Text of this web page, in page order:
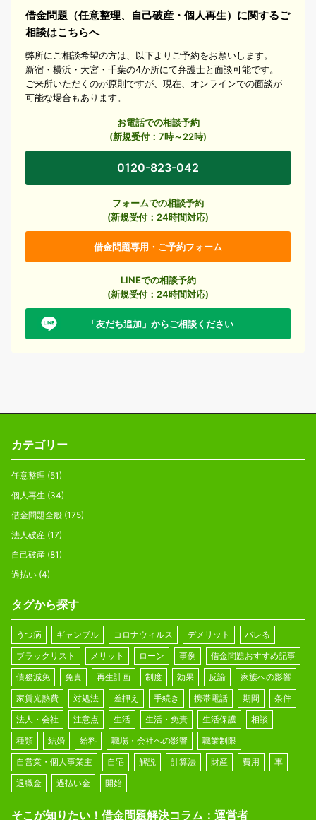
借金問題（任意整理、自己破産・個人再生）に関するご
相談はこちらへ
弊所にご相談希望の方は、以下よりご予約をお願いします。
新宿・横浜・大宮・千葉の4か所にて弁護士と面談可能です。
ご来所いただくのが原則ですが、現在、オンラインでの面談が
可能な場合もあります。
お電話での相談予約
(新規受付：7時～22時)
0120-823-042
フォームでの相談予約
(新規受付：24時間対応)
借金問題専用・ご予約フォーム
LINEでの相談予約
(新規受付：24時間対応)
「友だち追加」からご相談ください
カテゴリー
任意整理 (51)
個人再生 (34)
借金問題全般 (175)
法人破産 (17)
自己破産 (81)
過払い (4)
タグから探す
うつ病 ギャンブル コロナウィルス デメリット
バレる
ブラックリスト
メリット ローン 事例
借金問題おすすめ記事
債務減免
免責 再生計画 制度 効果 反論
家族への影響
家賃光熱費
対処法 差押え 手続き 携帯電話 期間
条件
法人・会社
注意点 生活 生活・免責 生活保護
相談
種類
結婚 給料 職場・会社への影響
職業制限
自営業・個人事業主
自宅 解説 計算法 財産 費用
車
退職金
過払い金 開始
そこが知りたい！借金問題解決コラム：運営者